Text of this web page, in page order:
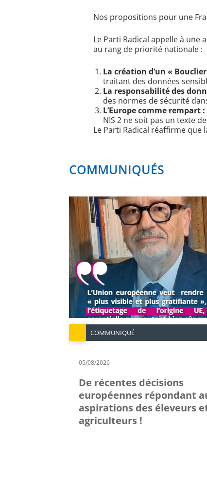
​Nos propositions pour une
​Le Parti Radical appelle à
au rang de priorité nationale :
La création d’un «
traitant des données
La responsabilité des
des normes de sécurité
L’Europe comme rempart :
NIS 2 ne soit pas un texte
​Le Parti Radical réaffirme que
COMMUNIQUÉS
COMMUNIQUÉ
05/08/2026
De récentes décisions
européennes répondant
aspirations des éleveurs
agriculteurs !